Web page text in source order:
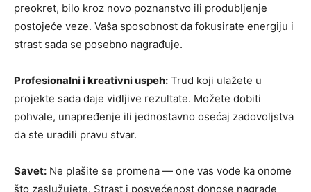
preokret, bilo kroz novo poznanstvo ili produbljenje
postojeće veze. Vaša sposobnost da fokusirate energiju i
strast sada se posebno nagrađuje.
Profesionalni i kreativni uspeh: Trud koji ulažete u
projekte sada daje vidljive rezultate. Možete dobiti
pohvale, unapređenje ili jednostavno osećaj zadovoljstva
da ste uradili pravu stvar.
Savet: Ne plašite se promena — one vas vode ka onome
što zaslužujete. Strast i posvećenost donose nagrade